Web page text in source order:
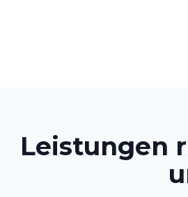
Leistungen